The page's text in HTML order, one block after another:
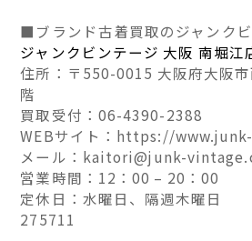
■ブランド古着買取のジャンク
ジャンクビンテージ 大阪 南堀江
住所：〒550-0015 大阪府大阪
階
買取受付：06-4390-2388
WEBサイト：https://
メール：kaitori@junk-
営業時間：12：00 – 20：00
定休日：水曜日、隔週木曜日
275711